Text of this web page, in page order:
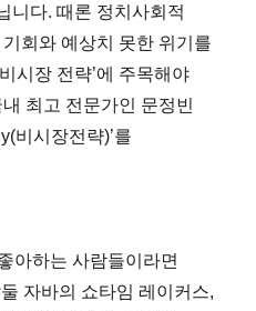
니다. 때론 정치사회적
회와 예상치 못한 위기를
시장 전략’에 주목해야
최고 전문가인 문정빈
비시장전략)’를
아하는 사람들이라면
자바의 쇼타임 레이커스,